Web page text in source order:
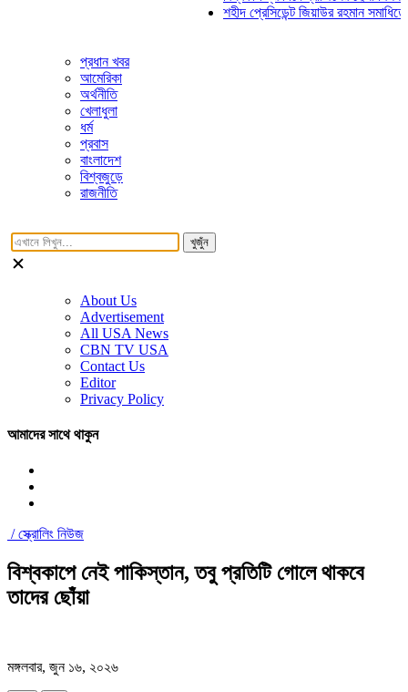
শহীদ প্রেসিডেন্ট জিয়াউর রহমান সমাধিতে
প্রধান খবর
আমেরিকা
অর্থনীতি
খেলাধুলা
ধর্ম
প্রবাস
বাংলাদেশ
বিশ্বজুড়ে
রাজনীতি
খুজুঁন
About Us
Advertisement
All USA News
CBN TV USA
Contact Us
Editor
Privacy Policy
আমাদের সাথে থাকুন
/স্ক্রোলিং নিউজ
বিশ্বকাপে নেই পাকিস্তান, তবু প্রতিটি গোলে থাকবে
তাদের ছোঁয়া
মঙ্গলবার, জুন ১৬, ২০২৬